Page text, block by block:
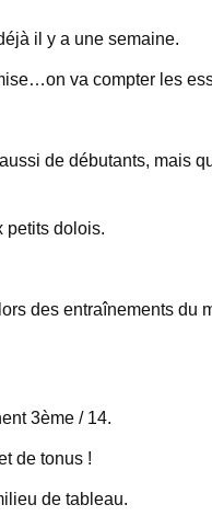
il y a une semaine.
va compter les
de débutants, mais
petits dolois.
des entraînements du
3ème / 14.
de tonus !
de tableau.